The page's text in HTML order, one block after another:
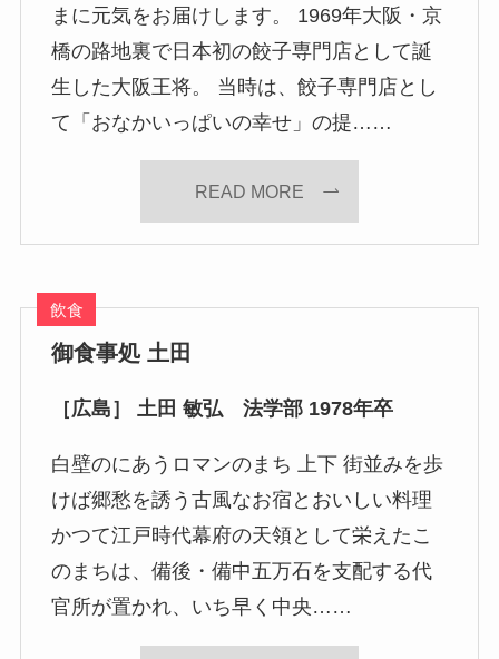
まに元気をお届けします。 1969年大阪・京
橋の路地裏で日本初の餃子専門店として誕
生した大阪王将。 当時は、餃子専門店とし
て「おなかいっぱいの幸せ」の提……
READ MORE
飲食
御食事処 土田
［広島］ 土田 敏弘 法学部 1978年卒
白壁のにあうロマンのまち 上下 街並みを歩
けば郷愁を誘う古風なお宿とおいしい料理
かつて江戸時代幕府の天領として栄えたこ
のまちは、備後・備中五万石を支配する代
官所が置かれ、いち早く中央……